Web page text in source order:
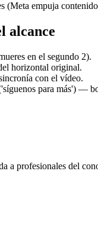
(Meta empuja
alcance
en el segundo 2).
horizontal original.
con el vídeo.
para más') —
a profesionales del